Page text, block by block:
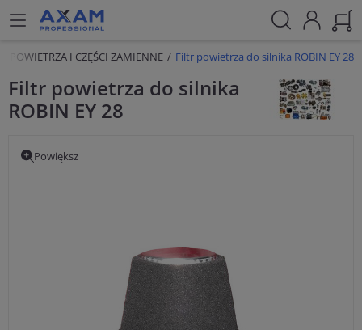
POWIETRZA I CZĘŚCI ZAMIENNE Filtr powietrza do silnika ROBIN EY 28
Filtr powietrza do silnika
ROBIN EY 28
Powiększ